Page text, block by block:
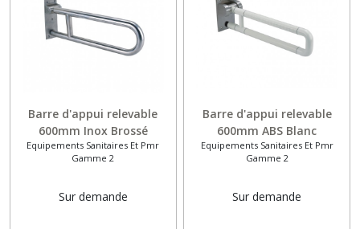
Barre d'appui relevable
600mm Inox Brossé
Equipements Sanitaires Et Pmr
Gamme 2
Sur demande
Barre d'appui relevable
600mm ABS Blanc
Equipements Sanitaires Et Pmr
Gamme 2
Sur demande